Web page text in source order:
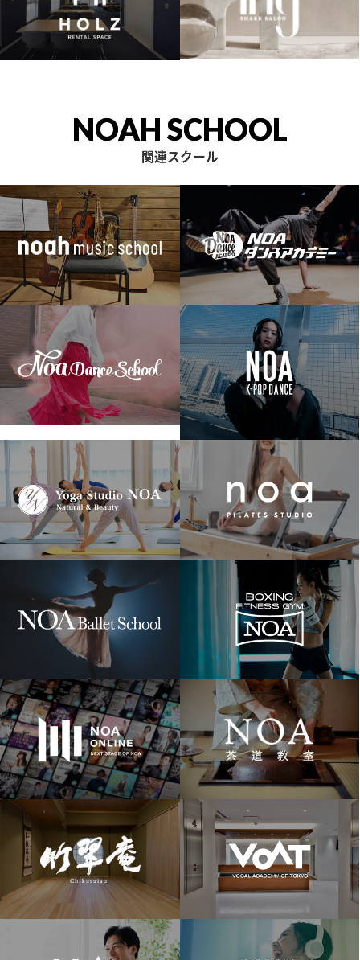
NOAH SCHOOL
関連スクール